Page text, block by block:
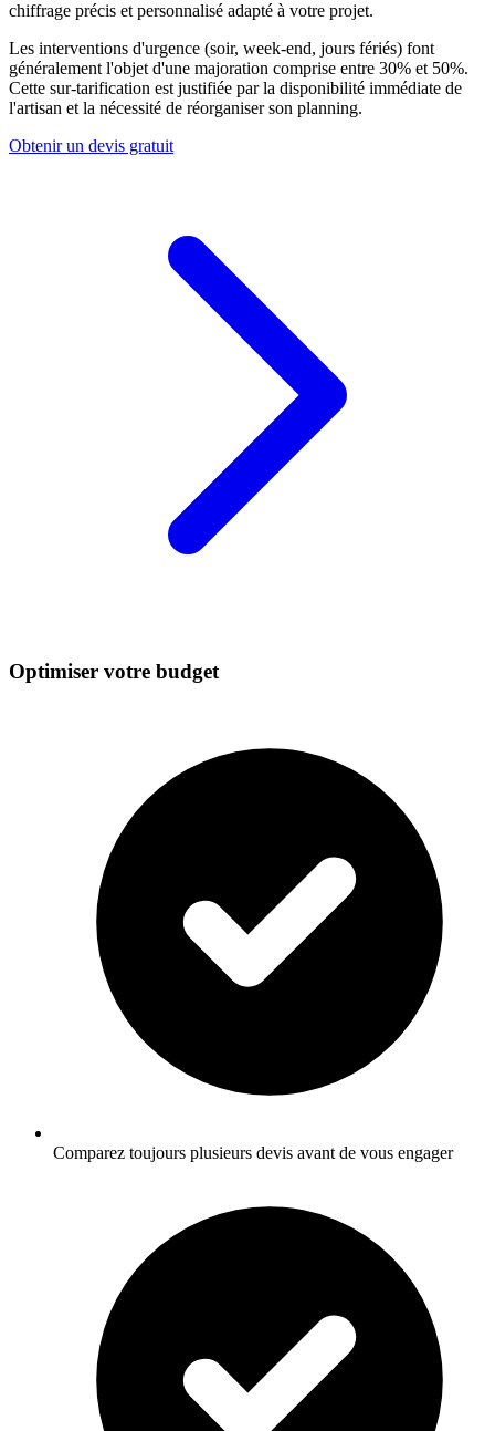
chiffrage précis et personnalisé adapté à votre projet.
Les interventions d'urgence (soir, week-end, jours fériés) font
généralement l'objet d'une majoration comprise entre 30% et 50%.
Cette sur-tarification est justifiée par la disponibilité immédiate de
l'artisan et la nécessité de réorganiser son planning.
Obtenir un devis gratuit
Optimiser votre budget
Comparez toujours plusieurs devis avant de vous engager